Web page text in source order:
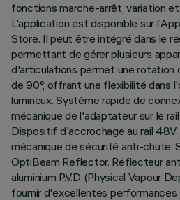
fonctions marche-arrêt, variation
L'application est disponible sur
Store. Il peut être intégré dans le
permettant de gérer plusieurs
d'articulations permet une rotation
de 90°, offrant une flexibilité dans
lumineux. Système rapide de
mécanique de l'adaptateur sur le
Dispositif d'accrochage au rail
mécanique de sécurité anti-chute.
OptiBeam Reflector. Réflecteur
aluminium P.V.D (Physical Vapour
fournir d'excellentes